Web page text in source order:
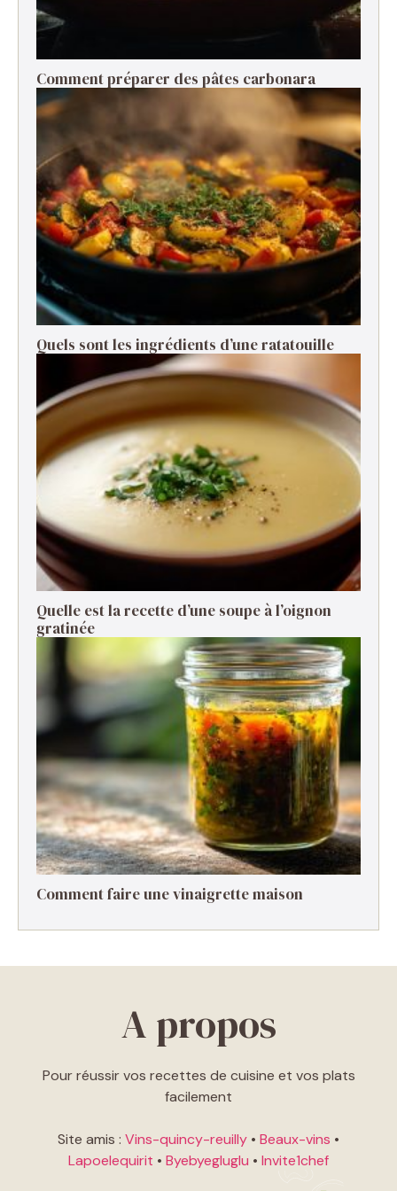
Comment préparer des pâtes carbonara ​
Quels sont les ingrédients d’une ratatouille ​
Quelle est la recette d’une soupe à l’oignon
gratinée ​
Comment faire une vinaigrette maison ​
A propos
Pour réussir vos recettes de cuisine et vos plats
facilement
Site amis : Vins-quincy-reuilly • Beaux-vins •
Lapoelequirit • Byebyegluglu • Invite1chef